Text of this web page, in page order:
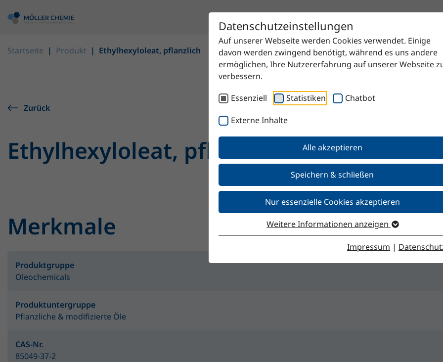
Datenschutzeinstellungen
Auf unserer Webseite werden Cookies verwendet. Einige
davon werden zwingend benötigt, während es uns andere
ermöglichen, Ihre Nutzererfahrung auf unserer Webseite
verbessern.
Essenziell
Statistiken Chatbot
Externe Inhalte
Alle akzeptieren
Speichern & schließen
Nur essenzielle Cookies akzeptieren
Weitere Informationen anzeigen
Impressum |
Startseite Produkt Ethylhexyloleat, pflanzlich
Zurück
Ethylhexyloleat, pflanzlich
Merkmale
Produktgruppe
Oleochemicals
Produktuntergruppe
Pflanzliche & modifizierte Öle
CAS-Nr.
85049-37-2